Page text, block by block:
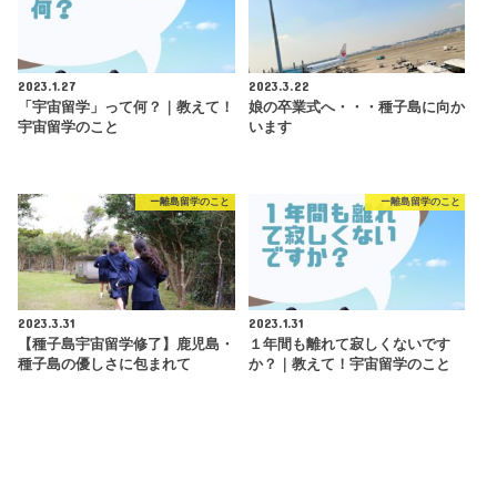
2023.1.27
「宇宙留学」って何？｜教えて！
宇宙留学のこと
2023.3.22
娘の卒業式へ・・・種子島に向か
います
ー離島留学のこと
2023.3.31
【種子島宇宙留学修了】鹿児島・
種子島の優しさに包まれて
ー離島留学のこと
2023.1.31
１年間も離れて寂しくないです
か？｜教えて！宇宙留学のこと